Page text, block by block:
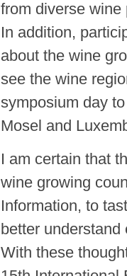
from diverse wine
In addition,
about the wine
see the wine
symposium day
Mosel and
I am certain that
wine growing
Information, to
better
With these